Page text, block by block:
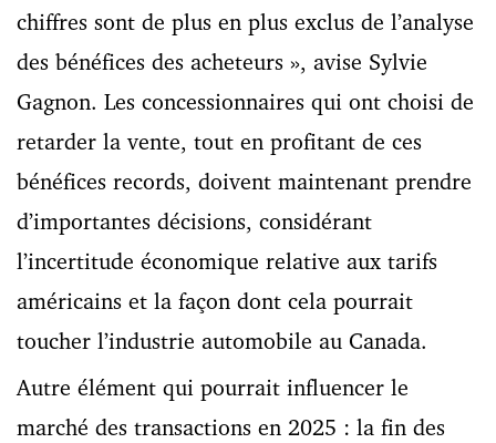
chiffres sont de plus en plus exclus de l’analyse
des bénéfices des acheteurs », avise Sylvie
Gagnon. Les concessionnaires qui ont choisi de
retarder la vente, tout en profitant de ces
bénéfices records, doivent maintenant prendre
d’importantes décisions, considérant
l’incertitude économique relative aux tarifs
américains et la façon dont cela pourrait
toucher l’industrie automobile au Canada.
Autre élément qui pourrait influencer le
marché des transactions en 2025 : la fin des